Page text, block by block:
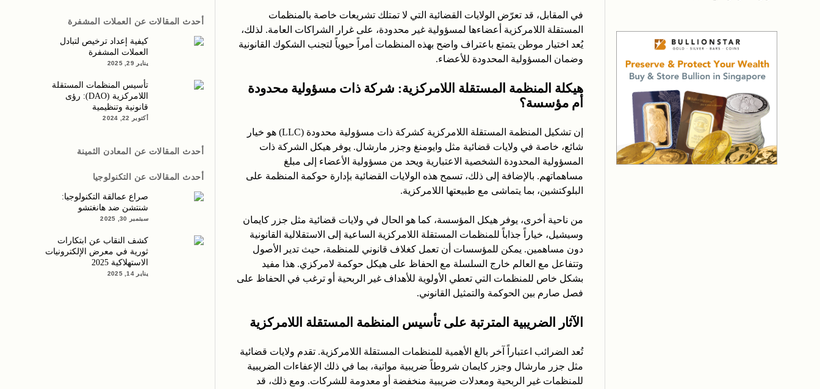
في المقابل، قد تعرّض الولايات القضائية التي لا تمتلك تشريعات خاصة بالمنظمات
المستقلة اللامركزية أعضاءها لمسؤولية غير محدودة، على غرار الشراكات العامة. لذلك،
يُعد اختيار موطن يتمتع باعتراف واضح بهذه المنظمات أمراً حيوياً لتجنب الشكوك القانونية
وضمان المسؤولية المحدودة للأعضاء.
هيكلة المنظمة المستقلة اللامركزية: شركة ذات مسؤولية محدودة
أم مؤسسة؟
إن تشكيل المنظمة المستقلة اللامركزية كشركة ذات مسؤولية محدودة (LLC) هو خيار
شائع، خاصة في ولايات قضائية مثل وايومنغ وجزر مارشال. يوفر هيكل الشركة ذات
المسؤولية المحدودة الشخصية الاعتبارية ويحد من مسؤولية الأعضاء إلى مبلغ
مساهماتهم. بالإضافة إلى ذلك، تسمح هذه الولايات القضائية بإدارة حوكمة المنظمة على
البلوكتشين، بما يتماشى مع طبيعتها اللامركزية.
من ناحية أخرى، يوفر هيكل المؤسسة، كما هو الحال في ولايات قضائية مثل جزر كايمان
وسيشيل، خياراً جذاباً للمنظمات المستقلة اللامركزية الساعية إلى الاستقلالية القانونية
دون مساهمين. يمكن للمؤسسات أن تعمل كغلاف قانوني للمنظمة، حيث تدير الأصول
وتتفاعل مع العالم خارج السلسلة مع الحفاظ على هيكل حوكمة لامركزي. هذا مفيد
بشكل خاص للمنظمات التي تعطي الأولوية للأهداف غير الربحية أو ترغب في الحفاظ على
فصل صارم بين الحوكمة والتمثيل القانوني.
الآثار الضريبية المترتبة على تأسيس المنظمة المستقلة اللامركزية
تُعد الضرائب اعتباراً آخر بالغ الأهمية للمنظمات المستقلة اللامركزية. تقدم ولايات قضائية
مثل جزر مارشال وجزر كايمان شروطاً ضريبية مواتية، بما في ذلك الإعفاءات الضريبية
للمنظمات غير الربحية ومعدلات ضريبية منخفضة أو معدومة للشركات. ومع ذلك، قد
أحدث المقالات عن العملات المشفرة
كيفية إعداد ترخيص لتبادل
العملات المشفرة
يناير 29, 2025
تأسيس المنظمات المستقلة
اللامركزية (DAO): رؤى
قانونية وتنظيمية
أكتوبر 22, 2024
أحدث المقالات عن المعادن الثمينة
أحدث المقالات عن التكنولوجيا
صراع عمالقة التكنولوجيا:
شنتشن ضد هانغتشو
سبتمبر 30, 2025
كشف النقاب عن ابتكارات
ثورية في معرض الإلكترونيات
الاستهلاكية 2025
يناير 14, 2025